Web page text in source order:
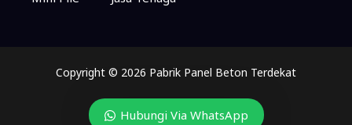
Copyright © 2026 Pabrik Panel Beton Terdekat
Hubungi Via WhatsApp